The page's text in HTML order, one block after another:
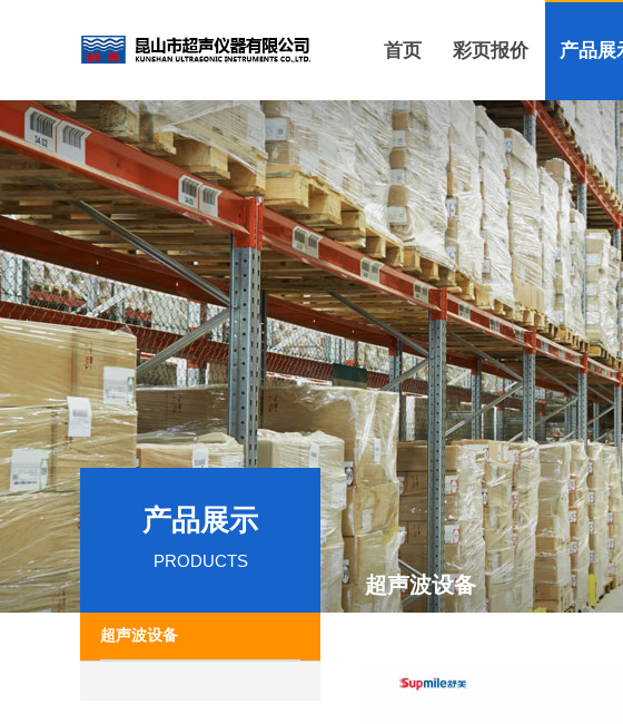
首页 彩页报价 产品展
产品展示
PRODUCTS
超声波设备
超声波设备